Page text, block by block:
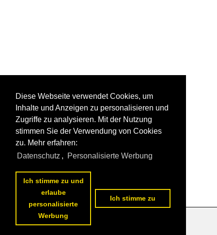
Datenschutzerklärung
Diese Webseite verwendet Cookies, um
Inhalte und Anzeigen zu personalisieren und
Zugriffe zu analysieren. Mit der Nutzung
stimmen Sie der Verwendung von Cookies
zu. Mehr erfahren:
Datenschutz , Personalisierte Werbung
Ich stimme zu und
erlaube
personalisierte
Werbung
Ich stimme zu